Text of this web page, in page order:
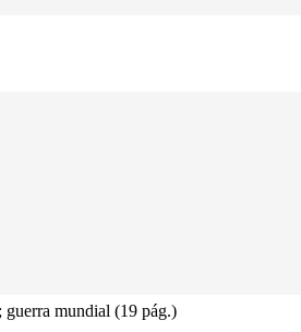
mundial (19 pág.)